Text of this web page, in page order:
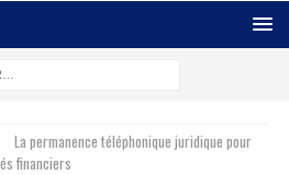
La permanence téléphonique juridique pour
financiers